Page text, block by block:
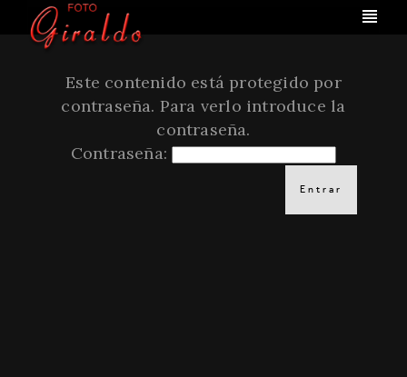
Este contenido está protegido por
contraseña. Para verlo introduce la
contraseña.
Contraseña: